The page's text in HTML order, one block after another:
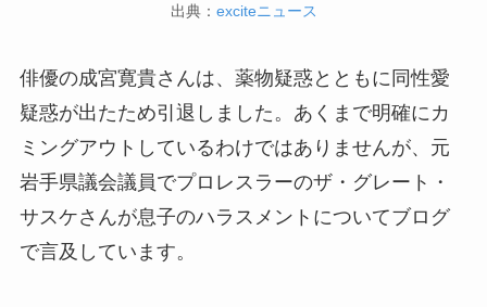
出典： exciteニュース
俳優の成宮寛貴さんは、薬物疑惑とともに同性愛
疑惑が出たため引退しました。あくまで明確にカ
ミングアウトしているわけではありませんが、元
岩手県議会議員でプロレスラーのザ・グレート・
サスケさんが息子のハラスメントについてブログ
で言及しています。